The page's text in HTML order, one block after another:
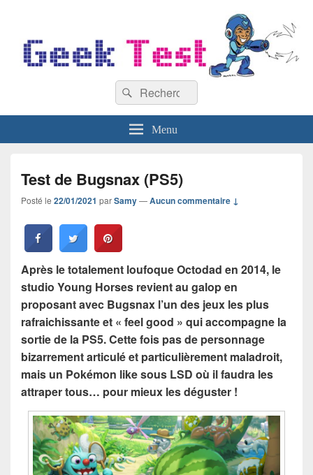
Recherche :
Rechercher
Menu
Test de Bugsnax (PS5)
Posté le 22/01/2021 parSamy—Aucun commentaire ↓
Après le totalement loufoque Octodad en 2014, le
studio Young Horses revient au galop en
proposant avec Bugsnax l’un des jeux les plus
rafraichissante et « feel good » qui accompagne la
sortie de la PS5. Cette fois pas de personnage
bizarrement articulé et particulièrement maladroit,
mais un Pokémon like sous LSD où il faudra les
attraper tous… pour mieux les déguster !